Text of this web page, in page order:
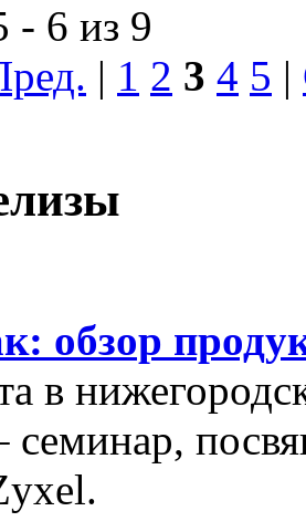
- 6 из 9
| 1 2 3 4 5 |
обзор
в
семинар,